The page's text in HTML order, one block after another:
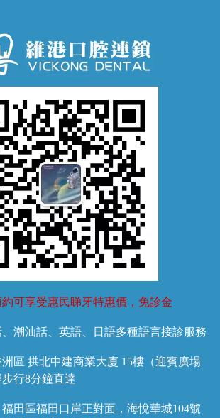
可享受惠民睇牙特惠價，免診金
潮汕話、英語、日語多種語言接診服務
區 拱北中建商業大廈 15樓（迎賓廣場
行8分鐘直達
田區福田口岸正對面，海悅華城104號